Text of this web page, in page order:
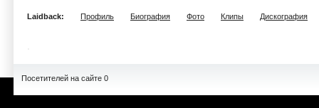
Laidback: Профиль Биография Фото Клипы Дискография
Посетителей на сайте 0